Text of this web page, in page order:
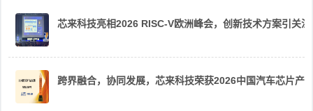
芯来科技亮相2026 RISC-V欧洲峰会，创新技术方案引关注
跨界融合，协同发展，芯来科技荣获2026中国汽车芯片产